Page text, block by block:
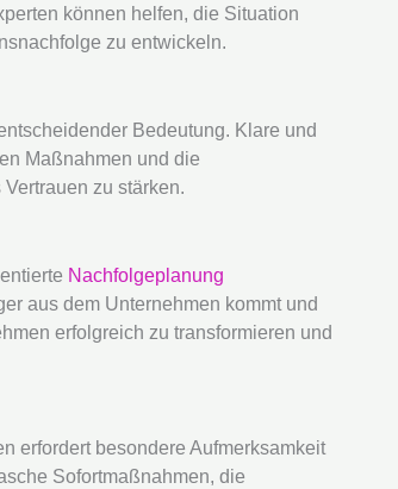
können helfen, die Situation
zu entwickeln.
Bedeutung. Klare und
Maßnahmen und die
zu stärken.
Nachfolgeplanung
aus dem Unternehmen kommt und
erfolgreich zu transformieren und
erfordert besondere Aufmerksamkeit
Sofortmaßnahmen, die